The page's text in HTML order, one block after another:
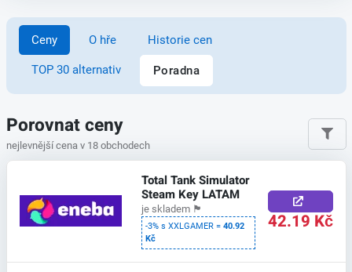
Ceny O hře Historie cen
TOP 30 alternativ Poradna
Porovnat ceny
nejlevnější cena v 18 obchodech
Total Tank Simulator
Steam Key LATAM
je skladem 🏴
-3% s XXLGAMER =40.92
Kč
42.19 Kč